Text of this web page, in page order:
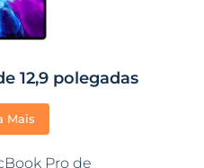
12,9 polegadas
Mais